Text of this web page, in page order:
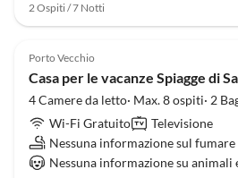
2 Ospiti / 7 Notti
Porto Vecchio
4 Camere da letto· Max. 8 ospiti· 2
Wi-Fi Gratuito
Televisione
Nessuna informazione sul fumare
Nessuna informazione su animali